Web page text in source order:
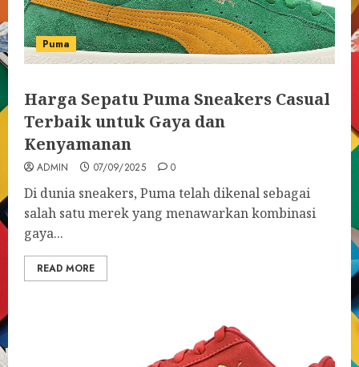
Puma
Harga Sepatu Puma Sneakers Casual
Terbaik untuk Gaya dan
Kenyamanan
ADMIN 07/09/2025 0
Di dunia sneakers, Puma telah dikenal sebagai
salah satu merek yang menawarkan kombinasi
gaya...
READ MORE